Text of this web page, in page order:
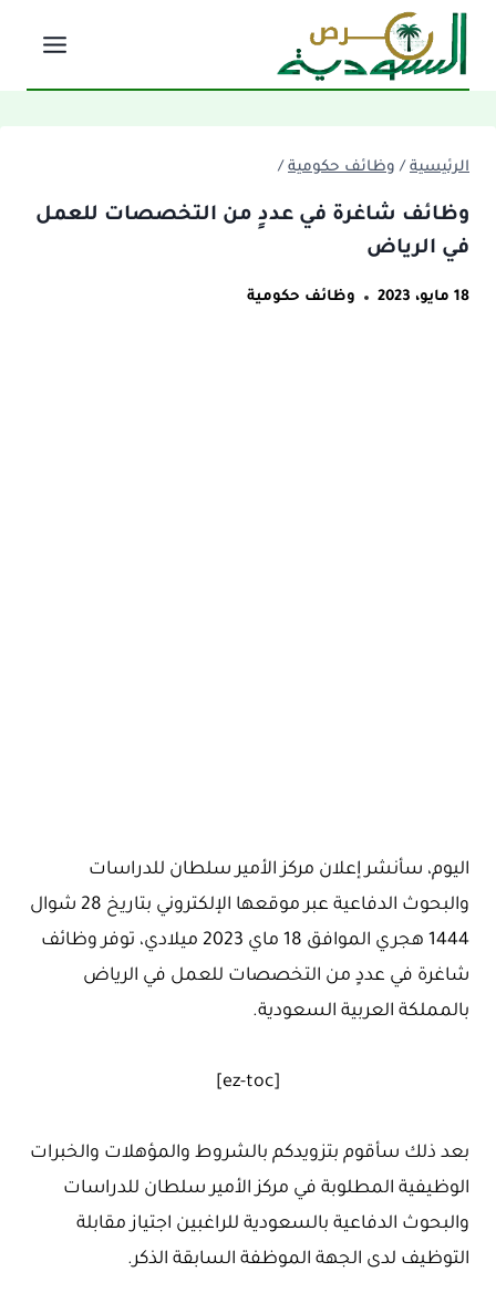
التجاوز
المحتوى
الرئيسية / وظائف حكومية /
وظائف شاغرة في عددٍ من التخصصات للعمل
في الرياض
18 مايو، 2023 وظائف حكومية
اليوم، سأنشر إعلان مركز الأمير سلطان للدراسات
والبحوث الدفاعية عبر موقعها الإلكتروني بتاريخ 28 شوال
1444 هجري الموافق 18 ماي 2023 ميلادي، توفر وظائف
شاغرة في عددٍ من التخصصات للعمل في الرياض
بالمملكة العربية السعودية.
[ez-toc]
بعد ذلك سأقوم بتزويدكم بالشروط والمؤهلات والخبرات
الوظيفية المطلوبة في مركز الأمير سلطان للدراسات
والبحوث الدفاعية بالسعودية للراغبين اجتياز مقابلة
التوظيف لدى الجهة الموظفة السابقة الذكر.